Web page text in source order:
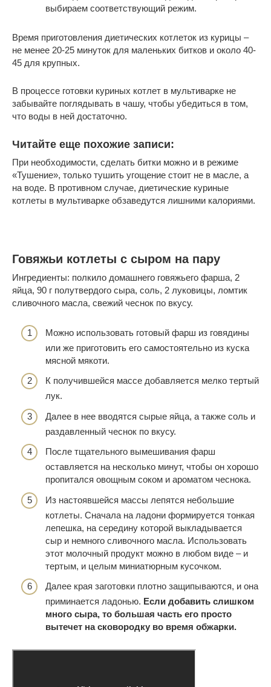
выбираем соответствующий режим.
Время приготовления диетических котлеток из курицы –
не менее 20-25 минуток для маленьких битков и около 40-
45 для крупных.
В процессе готовки куриных котлет в мультиварке не
забывайте поглядывать в чашу, чтобы убедиться в том,
что воды в ней достаточно.
Читайте еще похожие записи:
При необходимости, сделать битки можно и в режиме
«Тушение», только тушить угощение стоит не в масле, а
на воде. В противном случае, диетические куриные
котлеты в мультиварке обзаведутся лишними калориями.
Говяжьи котлеты с сыром на пару
Ингредиенты: полкило домашнего говяжьего фарша, 2
яйца, 90 г полутвердого сыра, соль, 2 луковицы, ломтик
сливочного масла, свежий чеснок по вкусу.
Можно использовать готовый фарш из говядины
или же приготовить его самостоятельно из куска
мясной мякоти.
К получившейся массе добавляется мелко тертый
лук.
Далее в нее вводятся сырые яйца, а также соль и
раздавленный чеснок по вкусу.
После тщательного вымешивания фарш
оставляется на несколько минут, чтобы он хорошо
пропитался овощным соком и ароматом чеснока.
Из настоявшейся массы лепятся небольшие
котлеты. Сначала на ладони формируется тонкая
лепешка, на середину которой выкладывается
сыр и немного сливочного масла. Использовать
этот молочный продукт можно в любом виде – и
тертым, и целым миниатюрным кусочком.
Далее края заготовки плотно защипываются, и она
приминается ладонью. Если добавить слишком
много сыра, то большая часть его просто
вытечет на сковородку во время обжарки.